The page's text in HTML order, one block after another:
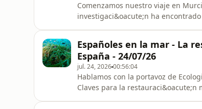
Comenzamos nuestro viaje en
investigaci&oacute;n ha
Iberarenum y nuestro
Españoles en la mar - La
España - 24/07/26
jul. 24, 202600:56:04
Hablamos con la portavoz de
Claves para la